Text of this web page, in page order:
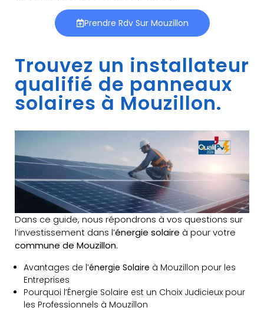
Prendre Rdv Sur Mouzillon
Trouvez un installateur
qualifié de panneaux
solaires à Mouzillon.
Dans ce guide, nous répondrons à vos questions sur
l’investissement dans l’énergie solaire à pour votre
commune de Mouzillon.
Avantages de l’énergie Solaire à Mouzillon pour les
Entreprises
Pourquoi l’Énergie Solaire est un Choix Judicieux pour
les Professionnels à Mouzillon